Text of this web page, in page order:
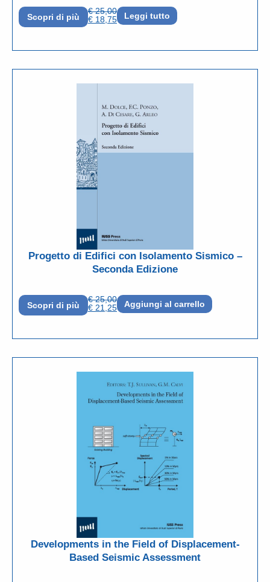
Scopri di più
€25,00
€ 18,75 Leggi tutto
Progetto di Edifici con Isolamento Sismico –
Seconda Edizione
Scopri di più
€25,00
€ 21,25 Aggiungi al carrello
Developments in the Field of Displacement-
Based Seismic Assessment